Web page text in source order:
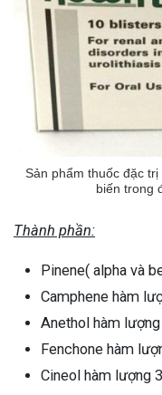
Sản phẩm thuốc đặc
biến trong
Thành phần:
Pinene( alpha và
Camphene hàm
Anethol hàm
Fenchone hàm
Cineol hàm lượng